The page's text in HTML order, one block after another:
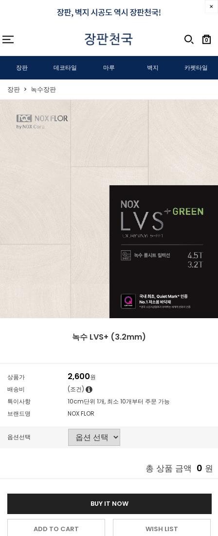
0
장판 데코타일 마루 벽지 카펫타일
장판 녹수장판
녹수 LVS+ (3.2mm)
상품가 2,600원
배송비
(조건)
특이사항
10cm단위 1개, 최소 10개부터 주문 가능
브랜드명
NOX FLOR
옵션선택
총 상품 금액 0 원
BUY IT NOW
ADD TO CART WISH LIST